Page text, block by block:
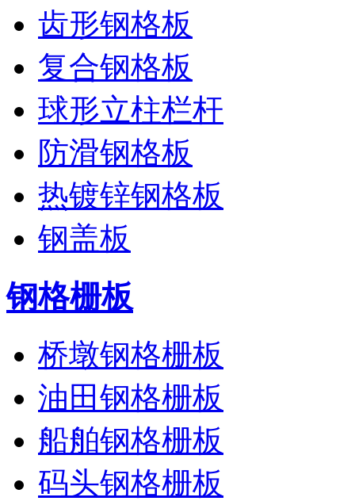
齿形钢格板
复合钢格板
球形立柱栏杆
防滑钢格板
热镀锌钢格板
钢盖板
钢格栅板
桥墩钢格栅板
油田钢格栅板
船舶钢格栅板
码头钢格栅板